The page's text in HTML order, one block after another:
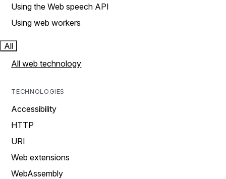
Using the Web speech API
Using web workers
All
All web technology
TECHNOLOGIES
Accessibility
HTTP
URI
Web extensions
WebAssembly